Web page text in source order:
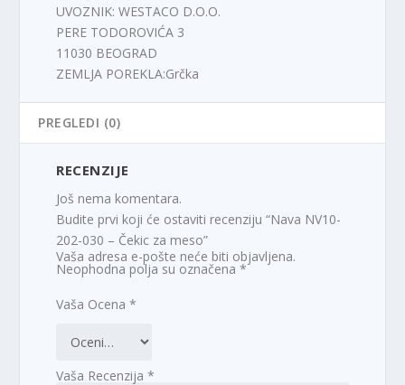
UVOZNIK: WESTACO D.O.O.
PERE TODOROVIĆA 3
11030 BEOGRAD
ZEMLJA POREKLA:Grčka
PREGLEDI (0)
RECENZIJE
Još nema komentara.
Budite prvi koji će ostaviti recenziju “Nava NV10-
202-030 – Čekic za meso”
Vaša adresa e-pošte neće biti objavljena.
Neophodna polja su označena*
Vaša Ocena*
Vaša Recenzija*